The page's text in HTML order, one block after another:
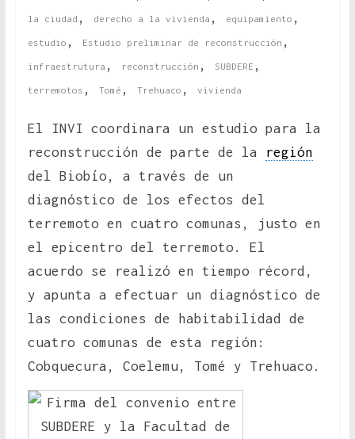
la ciudad , derecho a la vivienda , equipamiento ,
estudio , Estudio preliminar de reconstrucción ,
infraestrutura , reconstrucción , SUBDERE ,
terremotos , Tomé , Trehuaco , vivienda
El INVI coordinara un estudio para la
reconstrucción de parte de la
región
del Biobío, a través de un
diagnóstico de los efectos del
terremoto en cuatro comunas, justo en
el epicentro del terremoto. El
acuerdo se realizó en tiempo récord,
y apunta a efectuar un diagnóstico de
las condiciones de habitabilidad de
cuatro comunas de esta región:
Cobquecura, Coelemu, Tomé y Trehuaco.